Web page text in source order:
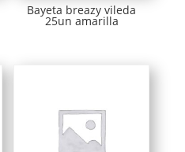
Bayeta breazy vileda
25un amarilla